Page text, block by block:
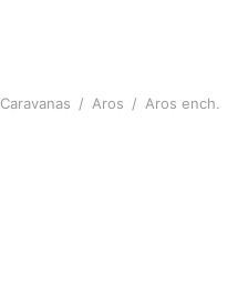
Caravanas / Aros / Aros ench.